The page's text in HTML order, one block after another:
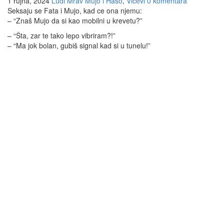
Seksaju se Fata i Mujo, kad ce ona njemu:
– “Znaš Mujo da si kao mobilni u krevetu?”
– “Šta, zar te tako lepo vibriram?!”
– “Ma jok bolan, gubiš signal kad si u tunelu!”